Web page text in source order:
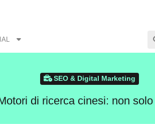
SEO & Digital Marketing
di ricerca cinesi: non